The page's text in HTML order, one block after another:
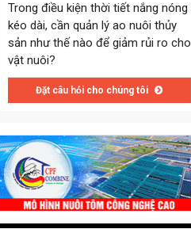
Trong điều kiện thời tiết nắng nóng
kéo dài, cần quản lý ao nuôi thủy
sản như thế nào để giảm rủi ro cho
vật nuôi?
Đặt câu hỏi cho chúng tôi